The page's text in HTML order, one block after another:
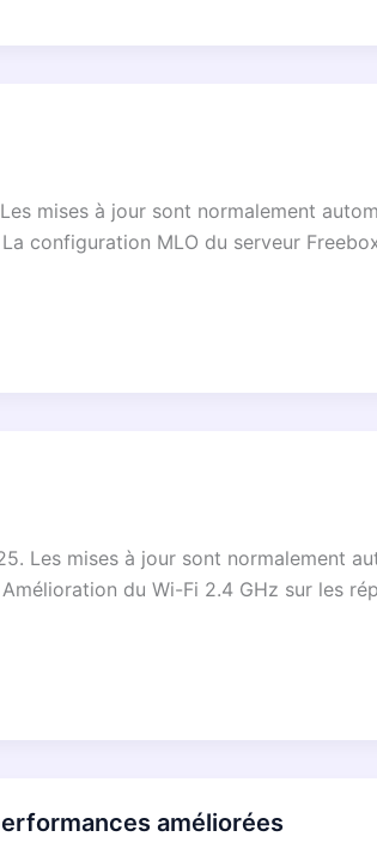
mises à jour sont normalement
configuration MLO du serveur
Les mises à jour sont normalement
du Wi-Fi 2.4 GHz sur les
améliorées